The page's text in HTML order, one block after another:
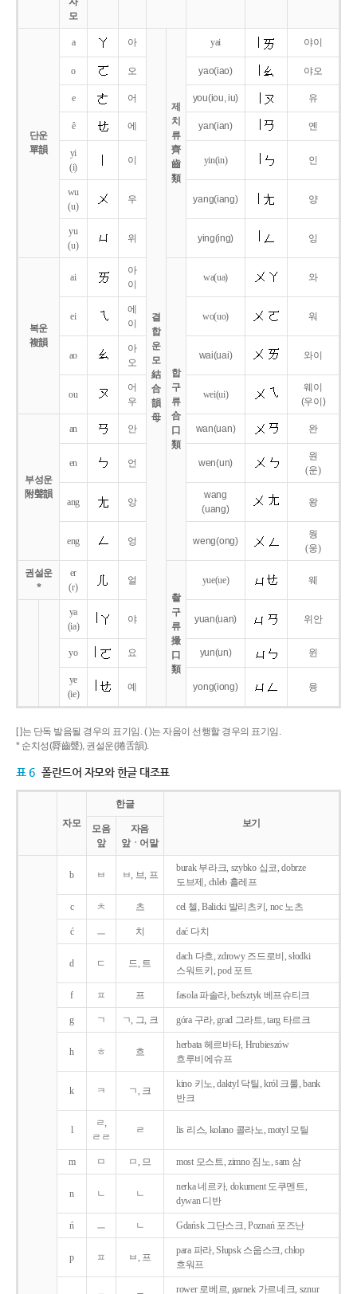
모
단운
單韻
a 아
결
합
운
모
結
合
韻
母
제
치
류
齊
齒
類
yai 야이
o 오 yao(iao) 야오
e 어 you(iou,iu) 유
ê 에 yan(ian) 옌
yi
(i)
이 yin(in) 인
wu
(u)
우 yang(iang) 양
yu
(u)
위 ying(ing) 잉
복운
複韻
ai
아
이
합
구
류
合
口
類
wa(ua) 와
ei
에
이
wo(uo) 워
ao
아
오
wai(uai) 와이
ou
어
우
wei(ui)
웨이
(우이)
부성운
附聲韻
an 안 wan(uan) 완
en 언 wen(un)
원
(운)
ang 앙
wang
(uang)
왕
eng 엉 weng(ong)
웡
(웅)
권설운
*
er
(r)
얼
촬
구
류
撮
口
類
yue(ue) 웨
ya
(ia)
야 yuan(uan) 위안
yo 요 yun(un) 윈
ye
(ie)
예 yong(iong) 융
[ ]는 단독 발음될 경우의 표기임. ( )는 자음이 선행할 경우의 표기임.
* 순치성(脣齒聲), 권설운(捲舌韻).
표 6 폴란드어 자모와 한글 대조표
자모
한글
보기
모음
앞
자음
앞ㆍ어말
b ㅂ ㅂ, 브, 프
burak 부라크, szybko 십코, dobrze
도브제, chleb 흘레프
c ㅊ 츠 cel 첼, Balicki 발리츠키, noc 노츠
ć ㅡ 치 dać 다치
d ㄷ 드, 트
dach 다흐, zdrowy 즈드로비, słodki
스워트키, pod 포트
f ㅍ 프 fasola 파솔라, befsztyk 베프슈티크
g ㄱ ㄱ, 그, 크 góra 구라, grad 그라트, targ 타르크
h ㅎ 흐
herbata 헤르바타, Hrubieszów
흐루비에슈프
k ㅋ ㄱ, 크
kino 키노, daktyl 닥틸, król 크룰, bank
반크
l
ㄹ,
ㄹㄹ
ㄹ lis 리스, kolano 콜라노, motyl 모틸
m ㅁ ㅁ, 므 most 모스트, zimno 짐노, sam 삼
n ㄴ ㄴ
nerka 네르카, dokument 도쿠멘트,
dywan 디반
ń ㅡ ㄴ Gdańsk 그단스크, Poznań 포즈난
p ㅍ ㅂ, 프
para 파라, Słupsk 스웁스크, chłop
흐워프
rower 로베르, garnek 가르네크, sznur